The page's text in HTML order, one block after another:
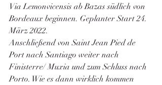
Via Lemonvicensis ab Bazas südlich von
Bordeaux beginnen. Geplanter Start 24.
März 2022.
Anschließend von Saint Jean Pied de
Port nach Santiago weiter nach
Finisterre/ Muxia und zum Schluss nach
Porto. Wie es dann wirklich kommen